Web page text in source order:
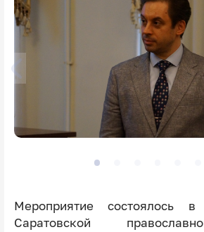
Мероприятие состоялось
Саратовской